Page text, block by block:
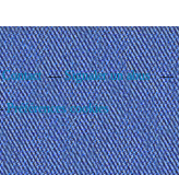
Contact Signaler un abus
Préférences cookies